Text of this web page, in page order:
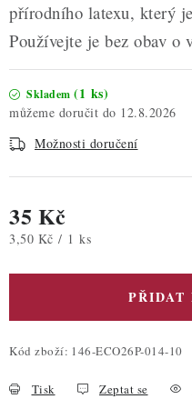
přírodního latexu, který
Používejte je bez obav o
Skladem (1 ks)
12.8.2026
Možnosti doručení
35 Kč
Měrná cena:
3,50 Kč / 1 ks
PŘIDAT
Kód zboží: 146-ECO26P-014-10
Tisk Zeptat se